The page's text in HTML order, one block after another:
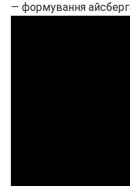
— формування